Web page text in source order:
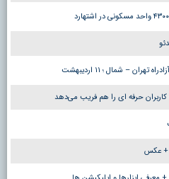
– شمال ؛ ١١ اردیبهشت
کاربران حرفه ای را هم فریب می‌دهد
+ عکس